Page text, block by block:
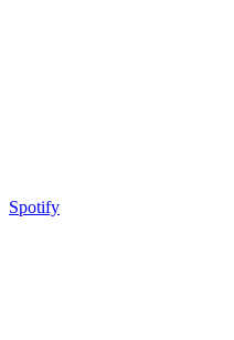
Spotify